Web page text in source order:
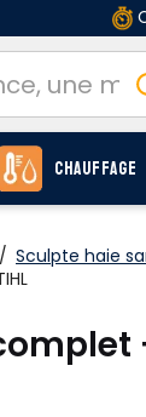
Chauffage
/ Sculpte haie